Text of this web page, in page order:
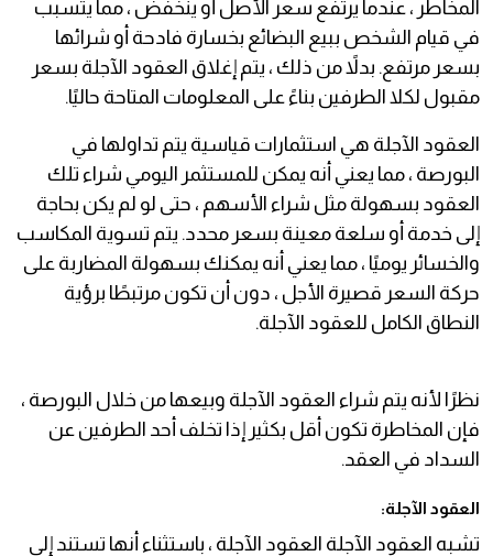
المخاطر ، عندما يرتفع سعر الأصل أو ينخفض ، مما يتسبب
في قيام الشخص ببيع البضائع بخسارة فادحة أو شرائها
بسعر مرتفع. بدلاً من ذلك ، يتم إغلاق العقود الآجلة بسعر
مقبول لكلا الطرفين بناءً على المعلومات المتاحة حاليًا.
العقود الآجلة هي استثمارات قياسية يتم تداولها في
البورصة ، مما يعني أنه يمكن للمستثمر اليومي شراء تلك
العقود بسهولة مثل شراء الأسهم ، حتى لو لم يكن بحاجة
إلى خدمة أو سلعة معينة بسعر محدد. يتم تسوية المكاسب
والخسائر يوميًا ، مما يعني أنه يمكنك بسهولة المضاربة على
حركة السعر قصيرة الأجل ، دون أن تكون مرتبطًا برؤية
النطاق الكامل للعقود الآجلة.
نظرًا لأنه يتم شراء العقود الآجلة وبيعها من خلال البورصة ،
فإن المخاطرة تكون أقل بكثير إذا تخلف أحد الطرفين عن
السداد في العقد.
العقود الآجلة:
تشبه العقود الآجلة العقود الآجلة ، باستثناء أنها تستند إلى